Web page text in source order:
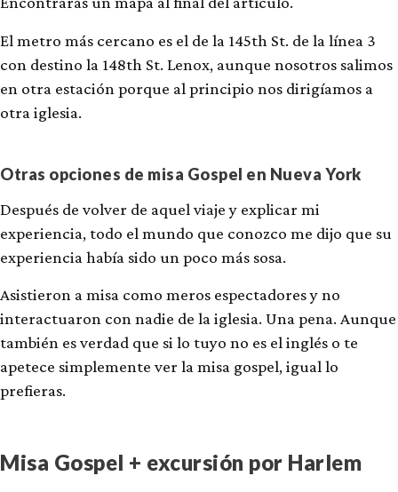
El metro más cercano es el de la 145th St. de la línea 3
con destino la 148th St. Lenox, aunque nosotros salimos
en otra estación porque al principio nos dirigíamos a
otra iglesia.
Otras opciones de misa Gospel en Nueva York
Después de volver de aquel viaje y explicar mi
experiencia, todo el mundo que conozco me dijo que su
experiencia había sido un poco más sosa.
Asistieron a misa como meros espectadores y no
interactuaron con nadie de la iglesia. Una pena. Aunque
también es verdad que si lo tuyo no es el inglés o te
apetece simplemente ver la misa gospel, igual lo
prefieras.
Misa Gospel + excursión por Harlem